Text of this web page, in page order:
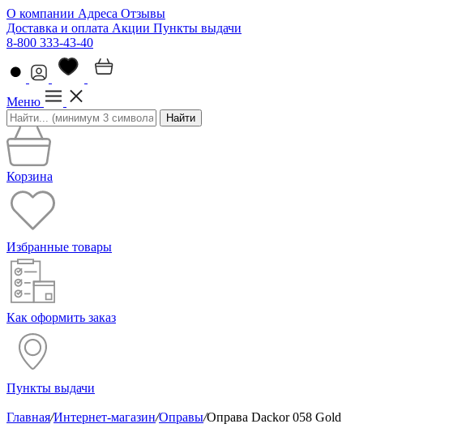
О компании Адреса Отзывы
Доставка и оплата Акции Пункты выдачи
8-800 333-43-40
Меню
Найти
Корзина
Избранные товары
Как оформить заказ
Пункты выдачи
Главная/Интернет-магазин/Оправы/Оправа Dackor 058 Gold